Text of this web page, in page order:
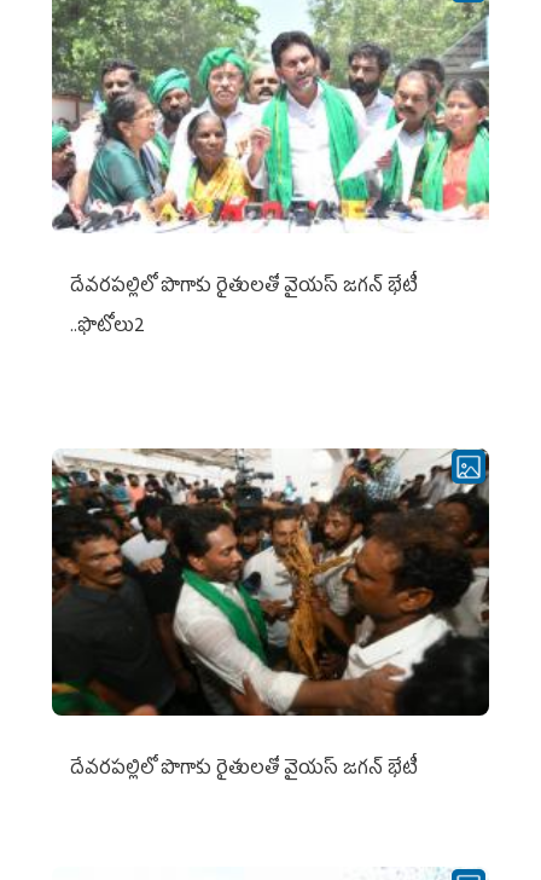
దేవరపల్లిలో పొగాకు రైతులతో వైయస్ జగన్ భేటీ
..ఫొటోలు2
దేవరపల్లిలో పొగాకు రైతులతో వైయస్ జగన్ భేటీ